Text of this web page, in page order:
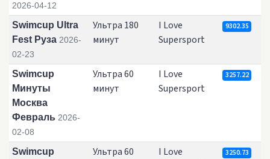
2026-04-12
Swimcup Ultra
Fest Руза 2026-
02-23
Ультра 180
минут
I Love
Supersport
9302.35
Swimcup
Минуты
Москва
Февраль 2026-
02-08
Ультра 60
минут
I Love
Supersport
3257.22
Swimcup
Ультра 60
I Love
3250.73